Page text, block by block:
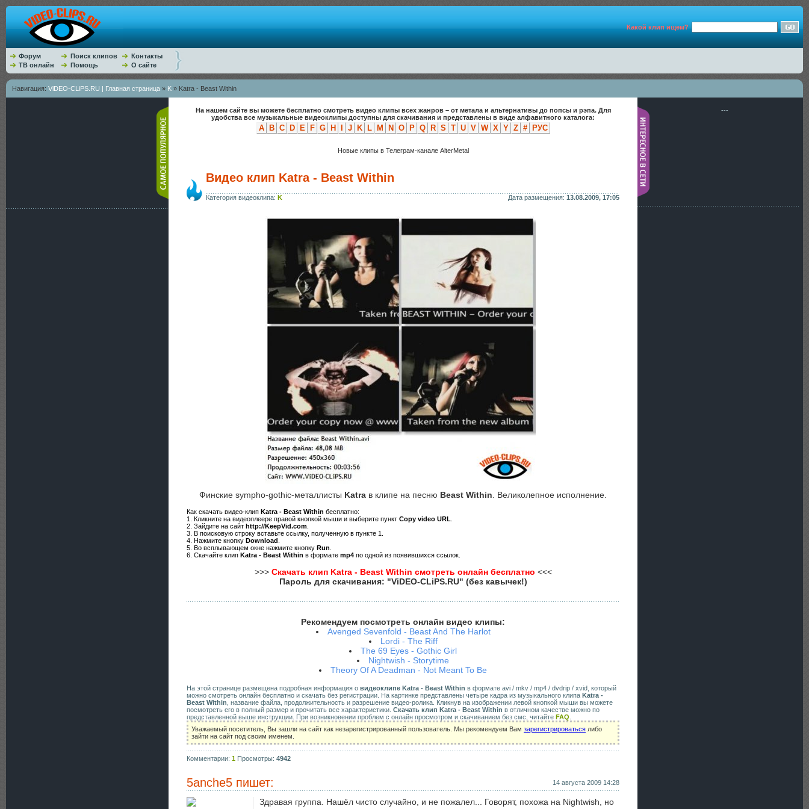
Какой клип ищем?
Форум Поиск клипов
Контакты
ТВ онлайн
Помощь О сайте
Навигация: ViDEO-CLiPS.RU | Главная страница » K » Katra - Beast Within
На нашем сайте вы можете бесплатно смотреть видео клипы всех жанров – от метала и альтернативы до попсы и рэпа. Для
удобства все музыкальные видеоклипы доступны для скачивания и представлены в виде алфавитного каталога:
A B C D E F G H J K L M N O P Q R S T U V W X Y Z # РУС
Новые клипы в Телеграм-канале AlterMetal
Видео клип Katra - Beast Within
Категория видеоклипа: K Дата размещения: 13.08.2009, 17:05
Финские sympho-gothic-металлисты Katra в клипе на песню Beast Within . Великолепное исполнение.
Как скачать видео-клип Katra - Beast Within бесплатно:
1. Кликните на видеоплеере правой кнопкой мыши и выберите пункт Copy video URL
2. Зайдите на сайт http://KeepVid.com
3. В поисковую строку вставьте ссылку, полученную в пункте 1.
4. Нажмите кнопку Download
5. Во всплывающем окне нажмите кнопку Run
6. Скачайте клип Katra - Beast Within в формате mp4 по одной из появившихся ссылок.
>>> Скачать клип Katra - Beast Within смотреть онлайн бесплатно <<<
Пароль для скачивания: "ViDEO-CLiPS.RU" (без кавычек!)
Рекомендуем посмотреть онлайн видео клипы:
Avenged Sevenfold - Beast And The Harlot
Lordi - The Riff
The 69 Eyes - Gothic Girl
Nightwish - Storytime
Theory Of A Deadman - Not Meant To Be
На этой странице размещена подробная информация о видеоклипе Katra - Beast Within в формате avi / mkv / mp4 / dvdrip / xvid, который
можно смотреть онлайн бесплатно и скачать без регистрации. На картинке представлены четыре кадра из музыкального клипа Katra -
Beast Within , название файла, продолжительность и разрешение видео-ролика. Кликнув на изображении левой кнопкой мыши вы можете
посмотреть его в полный размер и прочитать все характеристики. Скачать клип Katra - Beast Within в отличном качестве можно по
представленной выше инструкции. При возникновении проблем с онлайн просмотром и скачиванием без смс, читайте FAQ
Уважаемый посетитель, Вы зашли на сайт как незарегистрированный пользователь. Мы рекомендуем Вам зарегистрироваться либо
зайти на сайт под своим именем.
Комментарии: 1 Просмотры: 4942
5anche5 пишет: 14 августа 2009 14:28
Здравая группа. Нашёл чисто случайно, и не пожалел... Говорят, похожа на Nightwish, но
---